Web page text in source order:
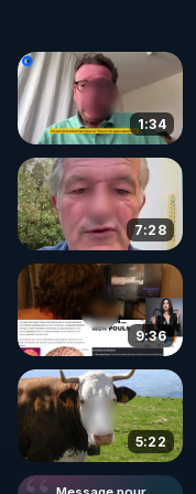
🌱 INSTAGRAM
https://
http://rgnr.li/
🌱 LA
Pour ne pas rater
http://rgnr.li/news
🌱 VIDÉOS NON
Toutes les vidéos
http://rgnr.li/odysee
🌱 LES STAGES
1:34
7:28
9:36
5:22